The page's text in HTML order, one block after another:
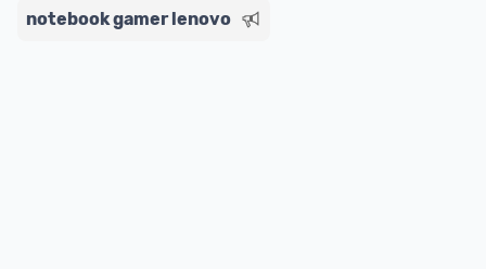
notebook gamer lenovo